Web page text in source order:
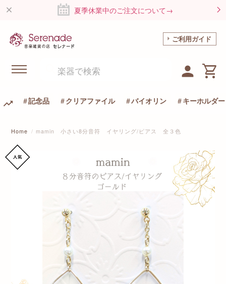
夏季休業中のご注文について→
ご利用ガイド
記念品 クリアファイル バイオリン キーホルダー
Home mamin 小さい8分音符 イヤリング/ピアス 全３色